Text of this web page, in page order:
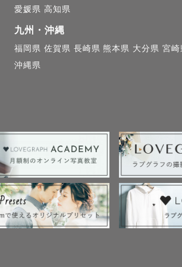
愛媛県 高知県
九州・沖縄
福岡県 佐賀県 長崎県 熊本県 大分県 宮崎
沖縄県